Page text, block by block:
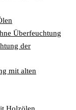
Überfeuchtung
der
mit alten
Holzölen